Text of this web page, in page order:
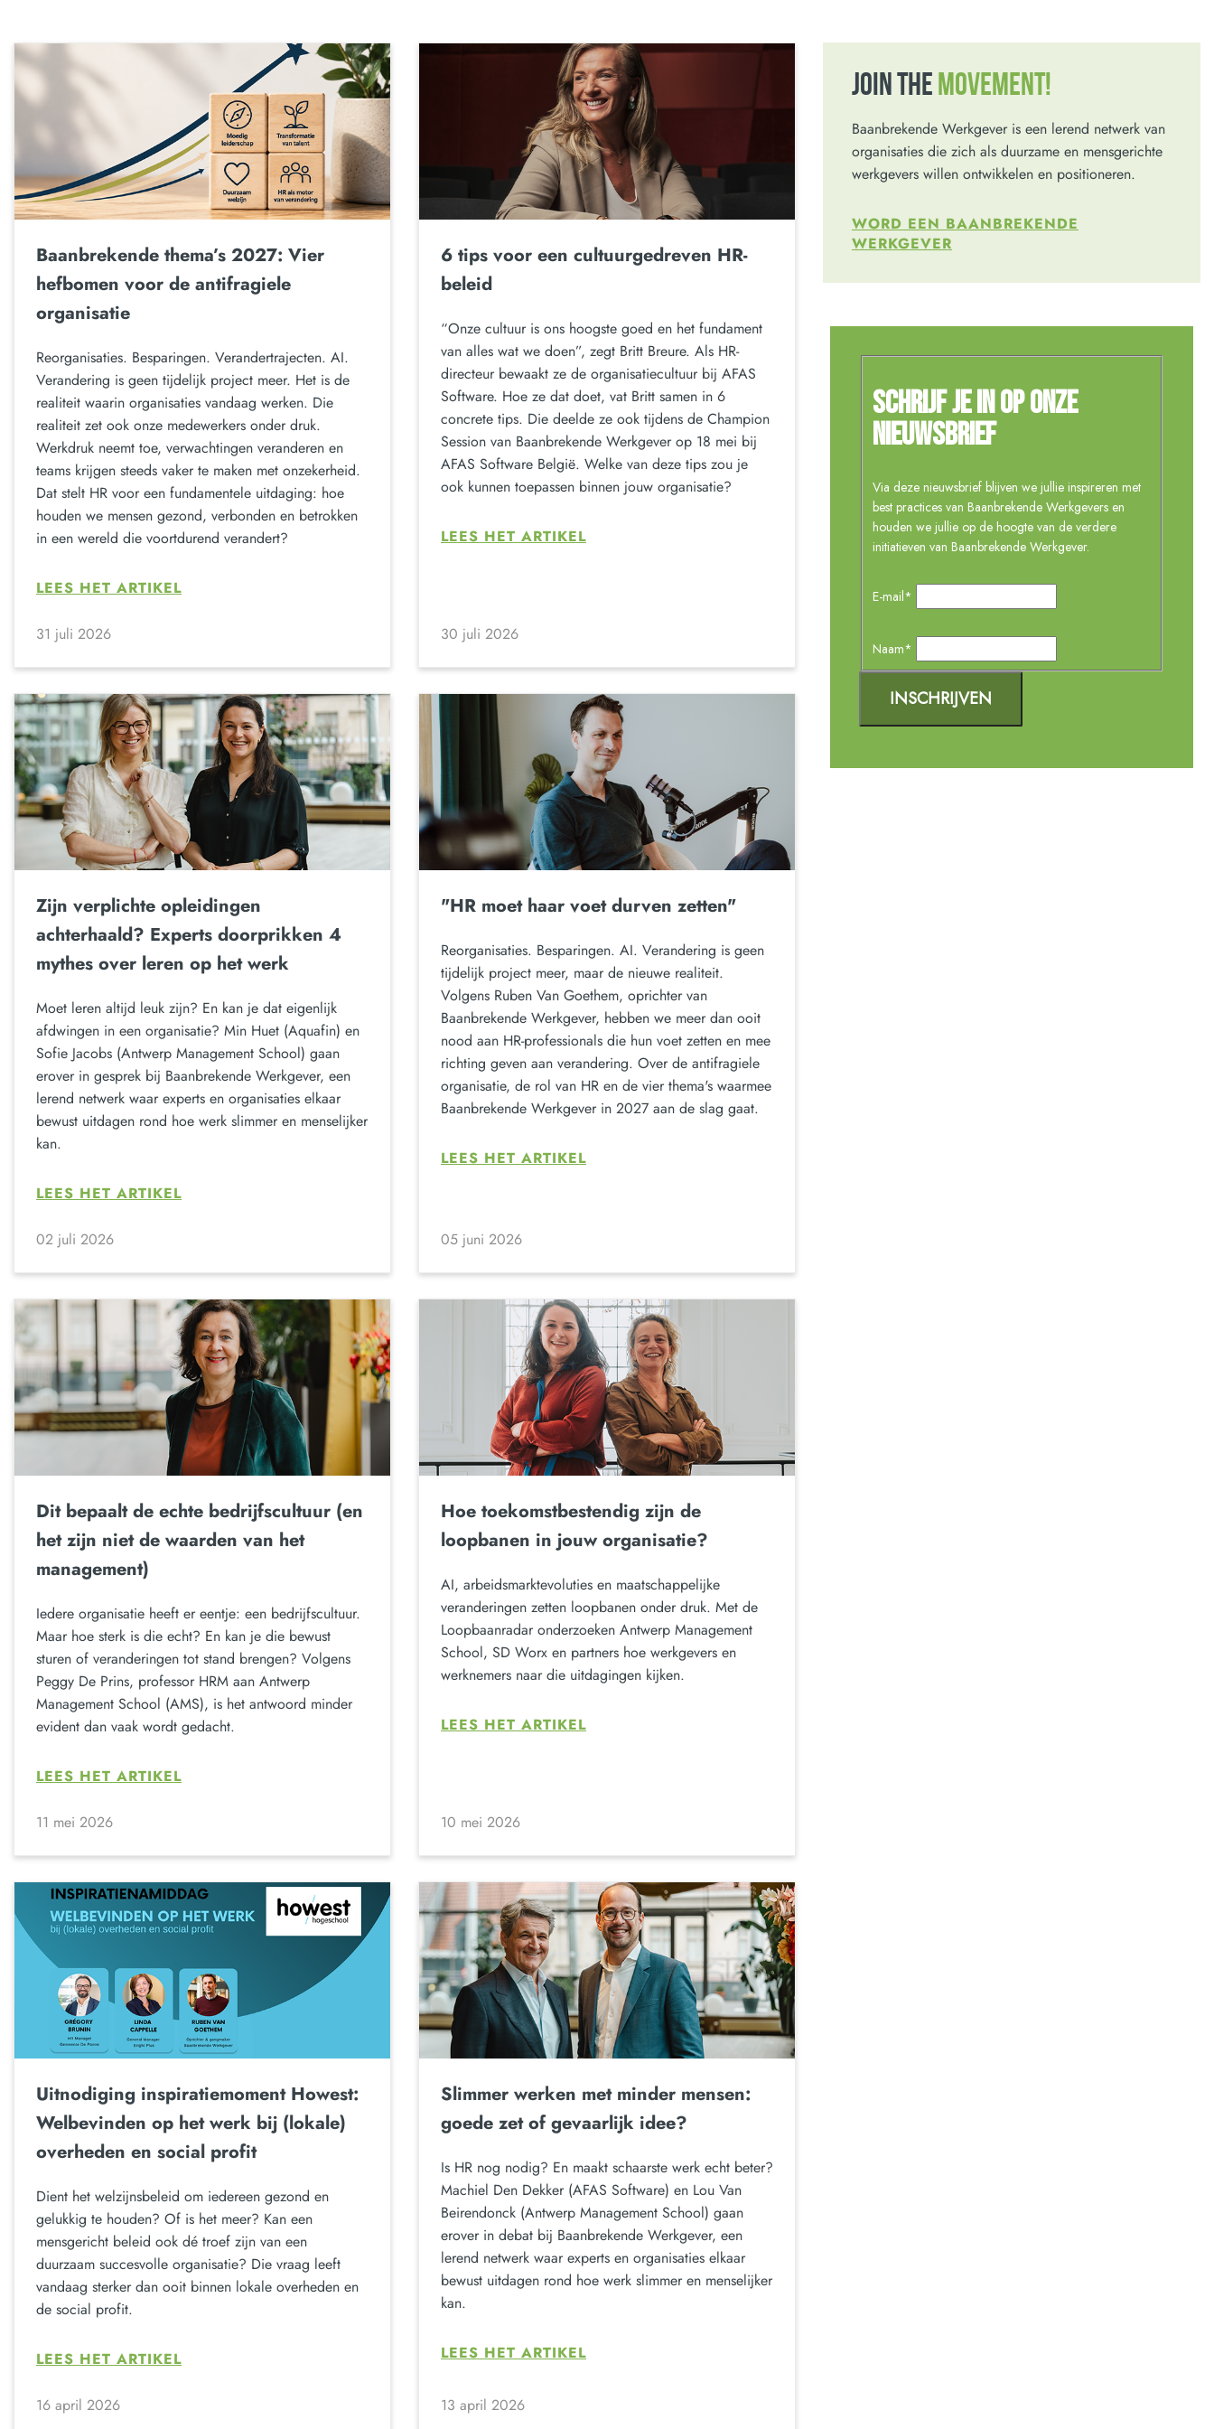
Baanbrekende thema’s 2027: Vier
hefbomen voor de antifragiele
organisatie
Reorganisaties. Besparingen. Verandertrajecten. AI.
Verandering is geen tijdelijk project meer. Het is de
realiteit waarin organisaties vandaag werken. Die
realiteit zet ook onze medewerkers onder druk.
Werkdruk neemt toe, verwachtingen veranderen en
teams krijgen steeds vaker te maken met onzekerheid.
Dat stelt HR voor een fundamentele uitdaging: hoe
houden we mensen gezond, verbonden en betrokken
in een wereld die voortdurend verandert?
LEES HET ARTIKEL
31 juli 2026
6 tips voor een cultuurgedreven HR-
beleid
“Onze cultuur is ons hoogste goed en het fundament
van alles wat we doen”, zegt Britt Breure. Als HR-
directeur bewaakt ze de organisatiecultuur bij AFAS
Software. Hoe ze dat doet, vat Britt samen in 6
concrete tips. Die deelde ze ook tijdens de Champion
Session van Baanbrekende Werkgever op 18 mei bij
AFAS Software België. Welke van deze tips zou je
ook kunnen toepassen binnen jouw organisatie?
LEES HET ARTIKEL
30 juli 2026
Zijn verplichte opleidingen
achterhaald? Experts doorprikken 4
mythes over leren op het werk
Moet leren altijd leuk zijn? En kan je dat eigenlijk
afdwingen in een organisatie? Min Huet (Aquafin) en
Sofie Jacobs (Antwerp Management School) gaan
erover in gesprek bij Baanbrekende Werkgever, een
lerend netwerk waar experts en organisaties elkaar
bewust uitdagen rond hoe werk slimmer en menselijker
kan.
LEES HET ARTIKEL
02 juli 2026
"HR moet haar voet durven zetten"
Reorganisaties. Besparingen. AI. Verandering is geen
tijdelijk project meer, maar de nieuwe realiteit.
Volgens Ruben Van Goethem, oprichter van
Baanbrekende Werkgever, hebben we meer dan ooit
nood aan HR-professionals die hun voet zetten en mee
richting geven aan verandering. Over de antifragiele
organisatie, de rol van HR en de vier thema's waarmee
Baanbrekende Werkgever in 2027 aan de slag gaat.
LEES HET ARTIKEL
05 juni 2026
Dit bepaalt de echte bedrijfscultuur (en
het zijn niet de waarden van het
management)
Iedere organisatie heeft er eentje: een bedrijfscultuur.
Maar hoe sterk is die echt? En kan je die bewust
sturen of veranderingen tot stand brengen? Volgens
Peggy De Prins, professor HRM aan Antwerp
Management School (AMS), is het antwoord minder
evident dan vaak wordt gedacht.
LEES HET ARTIKEL
11 mei 2026
Hoe toekomstbestendig zijn de
loopbanen in jouw organisatie?
AI, arbeidsmarktevoluties en maatschappelijke
veranderingen zetten loopbanen onder druk. Met de
Loopbaanradar onderzoeken Antwerp Management
School, SD Worx en partners hoe werkgevers en
werknemers naar die uitdagingen kijken.
LEES HET ARTIKEL
10 mei 2026
Uitnodiging inspiratiemoment Howest:
Welbevinden op het werk bij (lokale)
overheden en social profit
Dient het welzijnsbeleid om iedereen gezond en
gelukkig te houden? Of is het meer? Kan een
mensgericht beleid ook dé troef zijn van een
duurzaam succesvolle organisatie? Die vraag leeft
vandaag sterker dan ooit binnen lokale overheden en
de social profit.
LEES HET ARTIKEL
16 april 2026
Slimmer werken met minder mensen:
goede zet of gevaarlijk idee?
Is HR nog nodig? En maakt schaarste werk echt beter?
Machiel Den Dekker (AFAS Software) en Lou Van
Beirendonck (Antwerp Management School) gaan
erover in debat bij Baanbrekende Werkgever, een
lerend netwerk waar experts en organisaties elkaar
bewust uitdagen rond hoe werk slimmer en menselijker
kan.
LEES HET ARTIKEL
13 april 2026
JOIN THE MOVEMENT!
Baanbrekende Werkgever is een lerend netwerk van
organisaties die zich als duurzame en mensgerichte
werkgevers willen ontwikkelen en positioneren.
WORD EEN BAANBREKENDE
WERKGEVER